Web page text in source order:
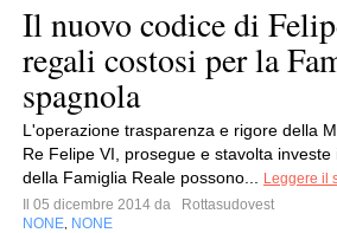
Il nuovo codice di
regali costosi per la
spagnola
L'operazione trasparenza e rigore della
Re Felipe VI, prosegue e stavolta
della Famiglia Reale possono...
Leggere il
Il 05 dicembre 2014 da
Rottasudovest
NONE NONE